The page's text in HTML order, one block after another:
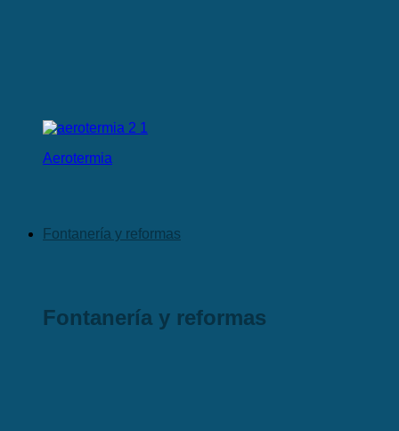
Aerotermia
Fontanería y reformas
Fontanería y reformas